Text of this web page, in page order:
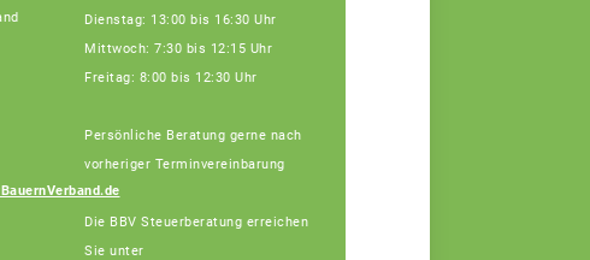
Dienstag: 13:00 bis 16:30 Uhr
Mittwoch: 7:30 bis 12:15 Uhr
Freitag: 8:00 bis 12:30 Uhr
Persönliche Beratung gerne nach
vorheriger Terminvereinbarung
Die BBV Steuerberatung erreichen
Sie unter